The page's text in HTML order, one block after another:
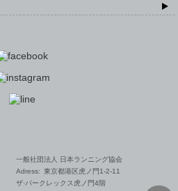
人 日本ランニング協会 TOPPAGE
一般社団法人 日本ランニング協会
Adress: 東京都港区虎ノ門1-2-11
ザ·パークレックス虎ノ門4階